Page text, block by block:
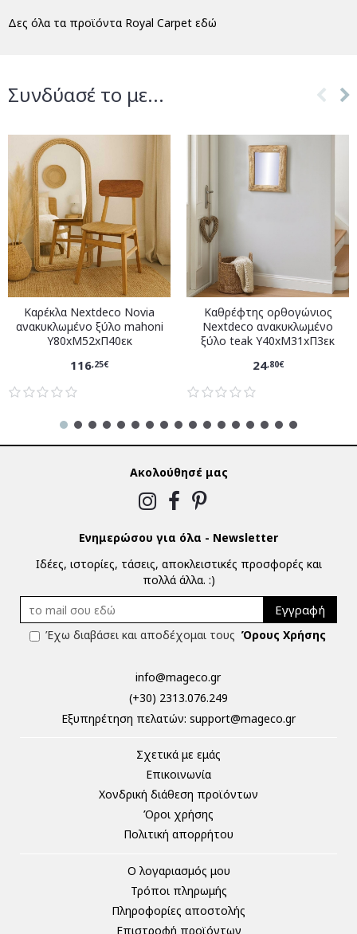
Δες όλα τα προϊόντα Royal Carpet εδώ
Συνδύασέ το με...
Καρέκλα Nextdeco Novia
ανακυκλωμένο ξύλο mahoni
Υ80xM52xΠ40εκ
116,25€
Καθρέφτης ορθογώνιος
Nextdeco ανακυκλωμένο
ξύλο teak Υ40xM31xΠ3εκ
24,80€
Ακολούθησέ μας
Ενημερώσου για όλα - Newsletter
Ιδέες, ιστορίες, τάσεις, αποκλειστικές προσφορές και
πολλά άλλα. :)
Εγγραφή
Έχω διαβάσει και αποδέχομαι τους Όρους Χρήσης
info@mageco.gr
(+30) 2313.076.249
Eξυπηρέτηση πελατών: support@mageco.gr
Σχετικά με εμάς
Επικοινωνία
Χονδρική διάθεση προϊόντων
Όροι χρήσης
Πολιτική απορρήτου
Ο λογαριασμός μου
Τρόποι πληρωμής
Πληροφορίες αποστολής
Επιστροφή προϊόντων